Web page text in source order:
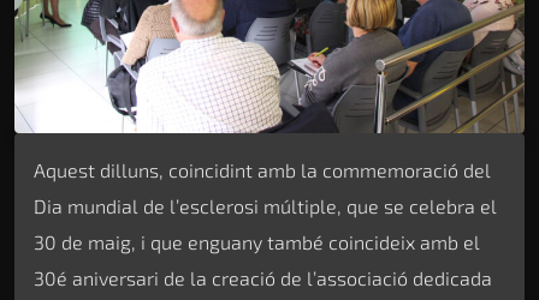
Aquest dilluns, coincidint amb la commemoració del
Dia mundial de l’esclerosi múltiple, que se celebra el
30 de maig, i que enguany també coincideix amb el
30é aniversari de la creació de l’associació dedicada